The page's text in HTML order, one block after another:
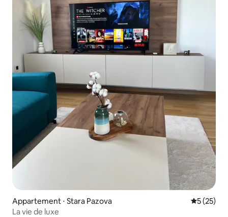
Appartement ⋅ Stara Pazova
5 (25)
La vie de luxe